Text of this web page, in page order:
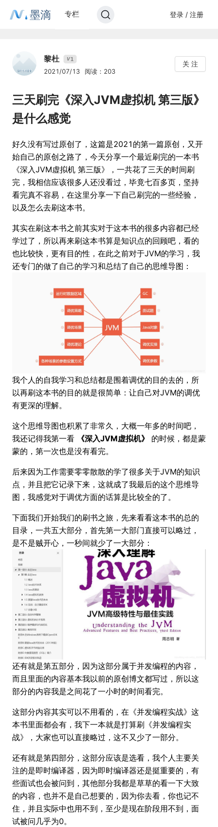
墨滴 专栏 登录 / 注册
黎杜 V1
2021/07/13 阅读：203
关 注
三天刷完《深入JVM虚拟机 第三版》
是什么感觉
好久没有写过原创了，这篇是2021的第一篇原创，又开
始自己的原创之路了，今天分享一个最近刷完的一本书
《深入JVM虚拟机 第三版》，一共花了三天的时间刷
完，我相信应该很多人还没看过，毕竟七百多页，坚持
看完真不容易，在这里分享一下自己刷完的一些经验，
以及怎么去刷这本书。
其实在刷这本书之前其实对于这本书的很多内容都已经
学过了，所以再来刷这本书算是知识点的回顾吧，看的
也比较快，更有目的性，在此之前对于JVM的学习，我
还专门的做了自己的学习和总结了自己的思维导图：
我个人的自我学习和总结都是围着调优的目的去的，所
以再刷这本书的目的就是很简单：让自己对JVM的调优
有更深的理解。
这个思维导图也积累了非常久，大概一年多的时间吧，
我还记得我第一看
《深入JVM虚拟机》
的时候，都是蒙
蒙的，第一次也是没有看完。
后来因为工作需要零零散散的学了很多关于JVM的知识
点，并且把它记录下来，这就成了我最后的这个思维导
图，我感觉对于调优方面的话算是比较全的了。
下面我们开始我们的刷书之旅，先来看看这本书的总的
目录，一共五大部分，首先第一大部门直接可以略过，
是不是贼开心，一秒间就少了一大部分：
还有就是第五部分，因为这部分属于并发编程的内容，
而且里面的内容基本我以前的原创博文都写过，所以这
部分的内容我是之间花了一小时的时间看完。
这部分内容其实可以不用看的，在《并发编程实战》这
本书里面都会有，我下一本就是打算刷《并发编程实
战》，大家也可以直接略过，这不又少了一部分。
还有就是第四部分，这部分应该是选看，我个人主要关
注的是即时编译器，因为即时编译器还是挺重要的，有
些面试也会被问到，其他部分我都是草草的看一下大致
的内容，也并不是自己想要的，因为你去看，你也记不
住，并且实际中也用不到，至少是现在阶段用不到，面
试被问几乎为0。